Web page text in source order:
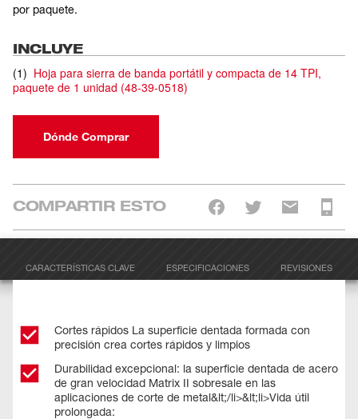
por paquete.
INCLUYE
(1) Hoja para sierra de banda portátil y compacta de 14 TPI,
paquete de 1 unidad (48-39-0518)
Dónde Comprar
COMPARTIR ESTO
CARACTERÍSTICAS CLAVE ESPECIFICACIONES REVISIONES
Cortes rápidos La superficie dentada formada con
precisión crea cortes rápidos y limpios
Durabilidad excepcional: la superficie dentada de acero
de gran velocidad Matrix II sobresale en las
aplicaciones de corte de metal&lt;/li>&lt;li>Vida útil
prolongada: